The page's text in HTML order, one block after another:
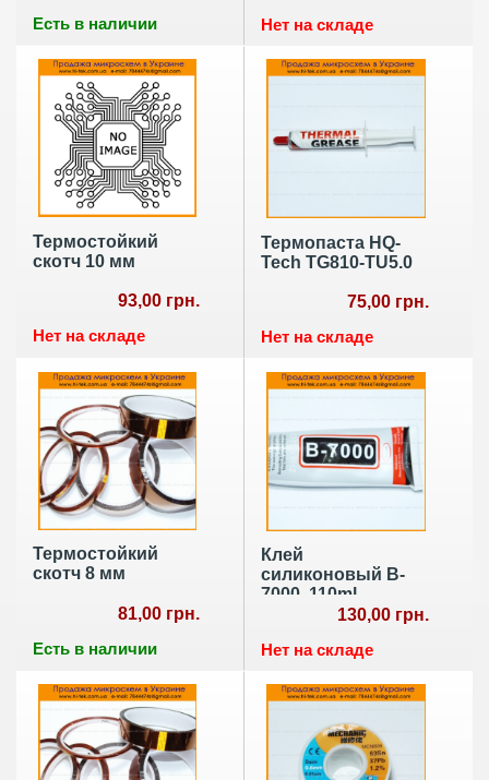
Есть в наличии
Нет на складе
Термостойкий
скотч 10 мм
93,00 грн.
Нет на складе
Термопаста HQ-
Tech TG810-TU5.0
75,00 грн.
Нет на складе
Термостойкий
скотч 8 мм
81,00 грн.
Есть в наличии
Клей
силиконовый B-
7000, 110ml
130,00 грн.
Нет на складе